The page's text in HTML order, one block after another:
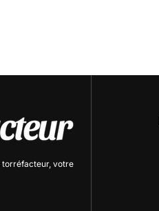
torréfacteur, votre